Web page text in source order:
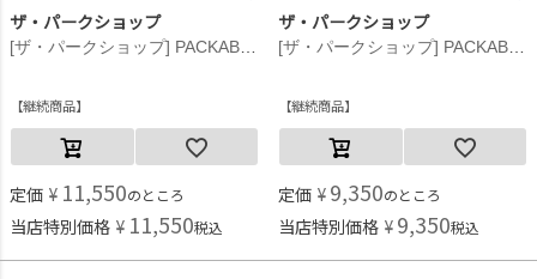
ザ・パークショップ
継続商品
定価 ¥ 11,550のところ
当店特別価格 ¥ 11,550税込
ザ・パークショップ
継続商品
定価 ¥ 9,350のところ
当店特別価格 ¥ 9,350税込